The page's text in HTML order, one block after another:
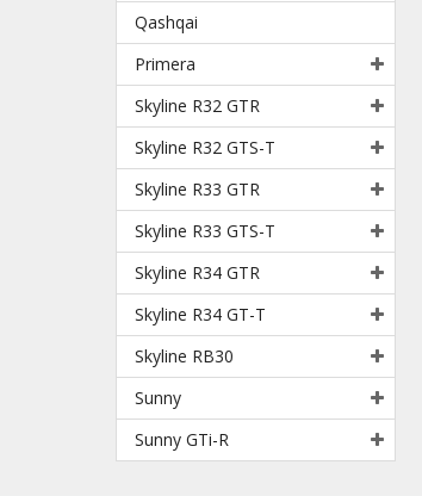
Qashqai
Primera
Skyline R32 GTR
Skyline R32 GTS-T
Skyline R33 GTR
Skyline R33 GTS-T
Skyline R34 GTR
Skyline R34 GT-T
Skyline RB30
Sunny
Sunny GTi-R